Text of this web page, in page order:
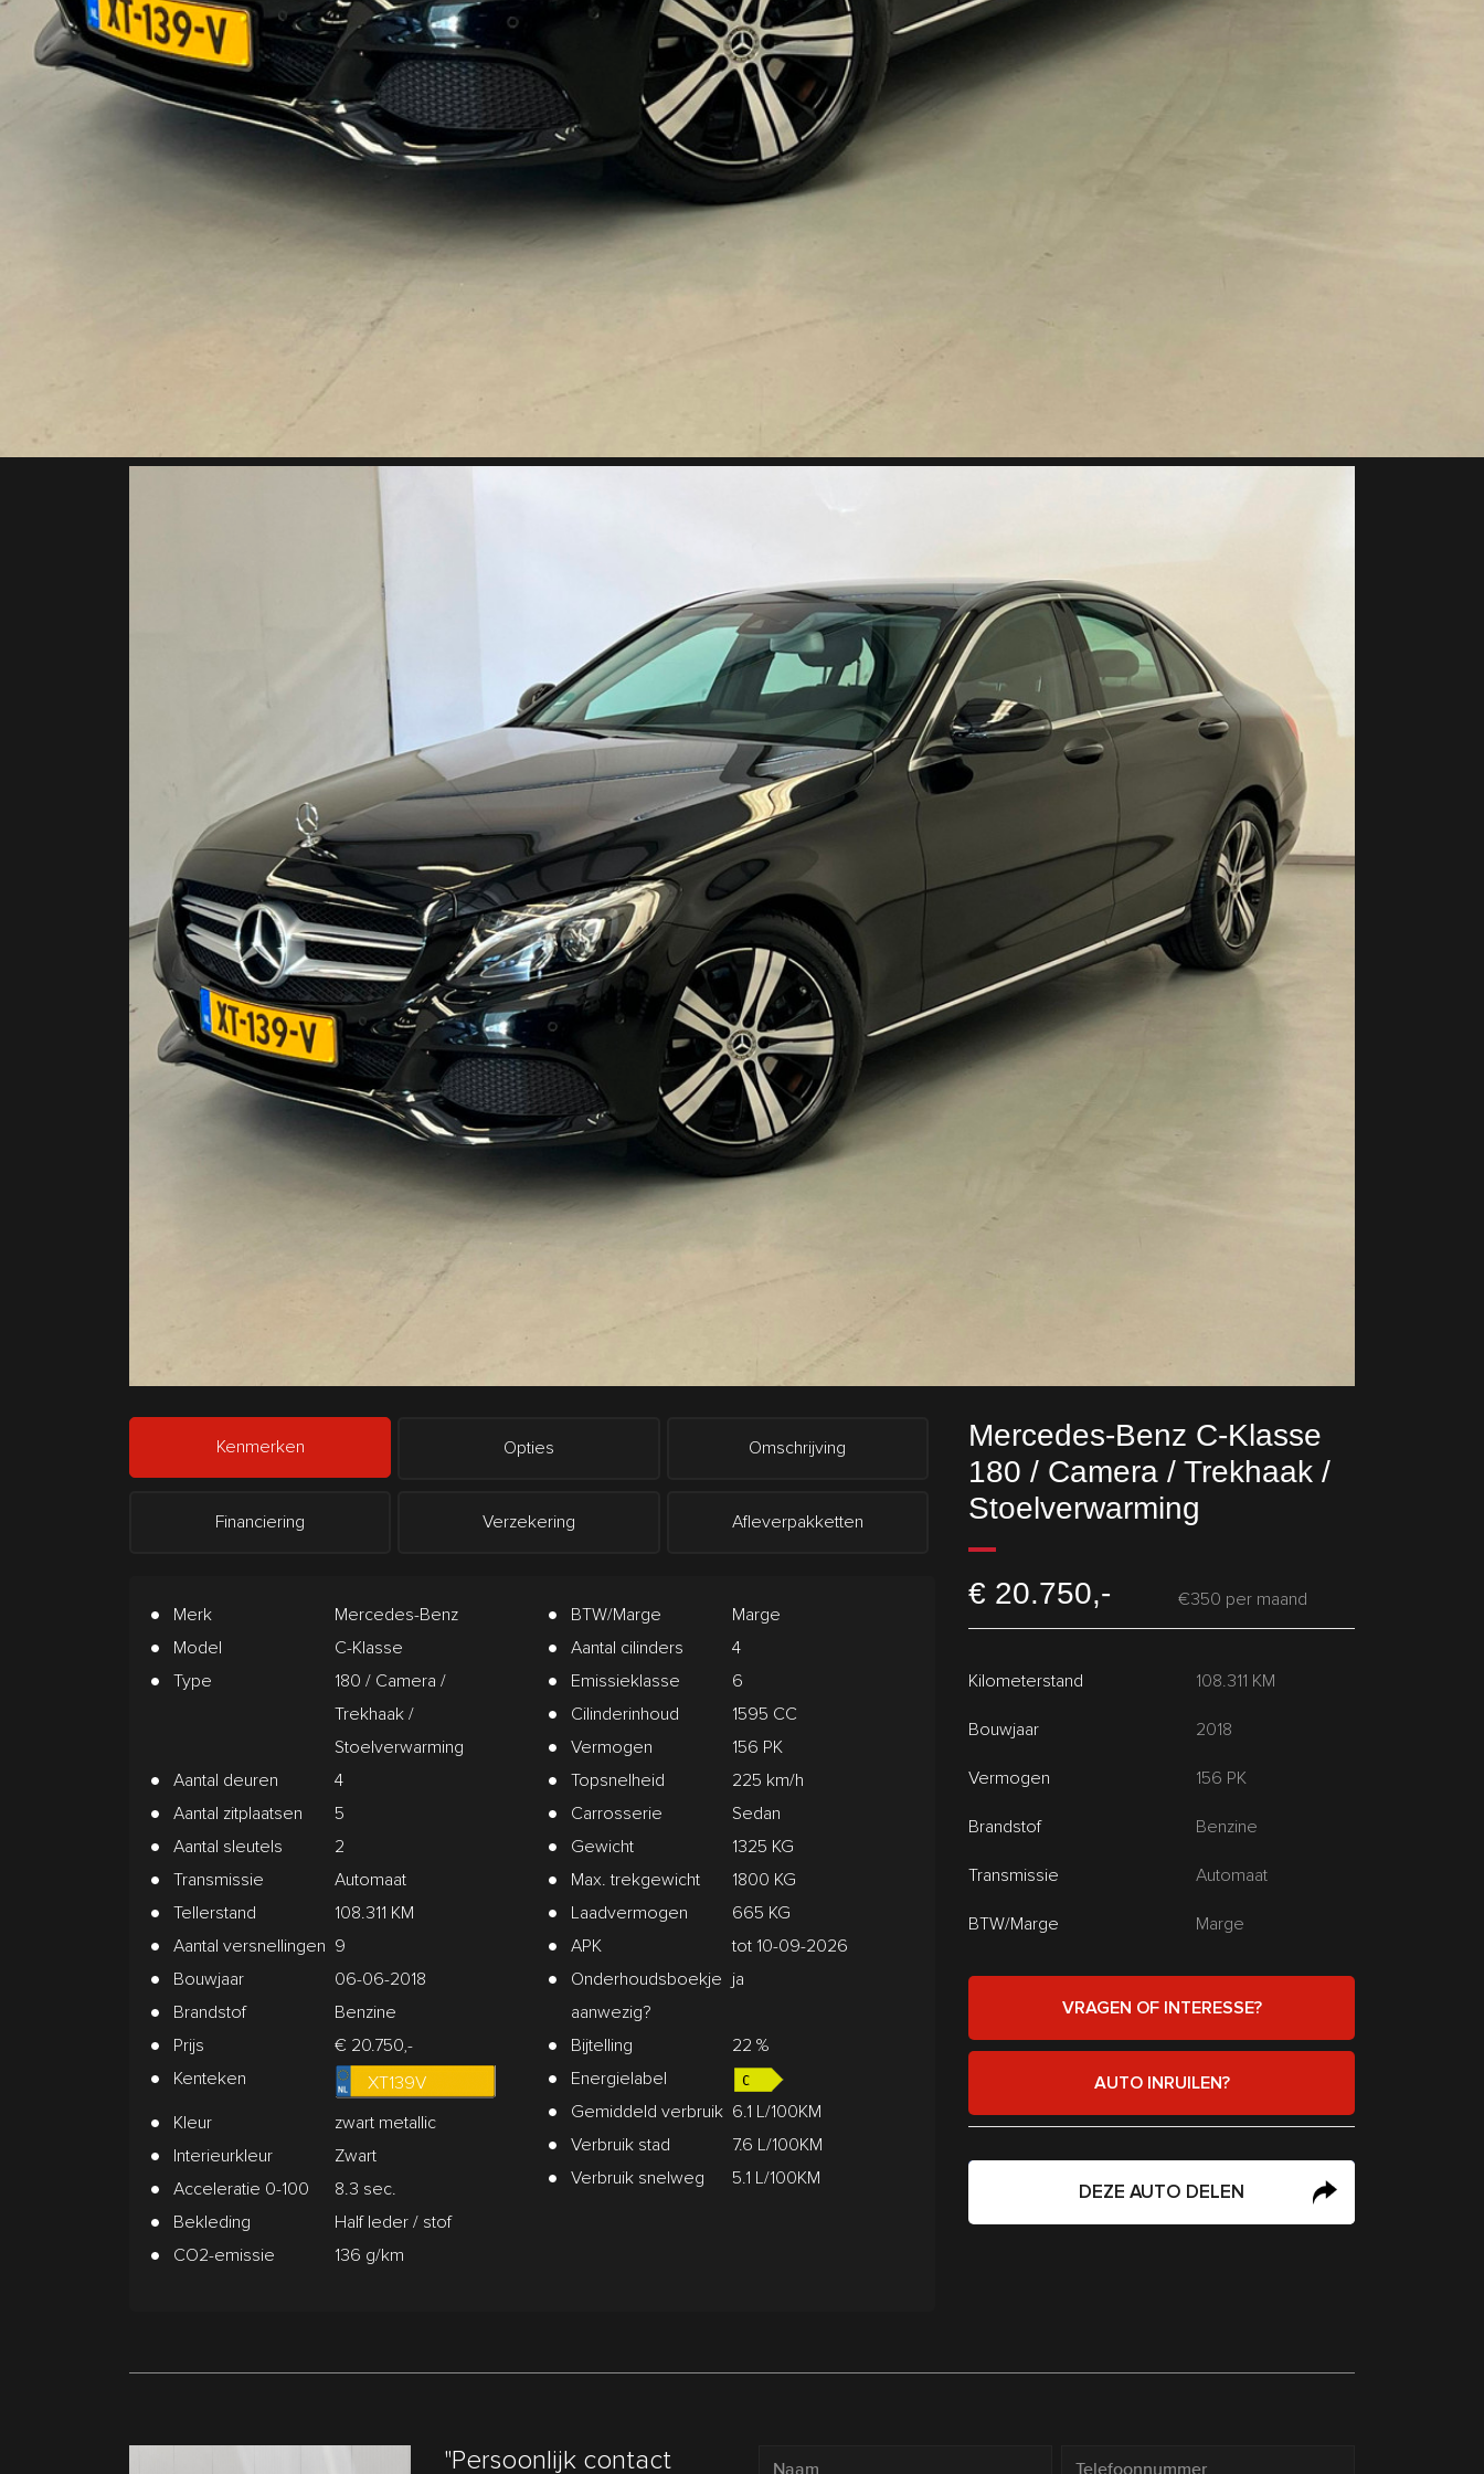
Mercedes-Benz C-Klasse
180 / Camera / Trekhaak /
Stoelverwarming
€ 20.750,- €350 per maand
Kilometerstand 108.311 KM
Bouwjaar 2018
Vermogen 156 PK
Brandstof Benzine
Transmissie Automaat
BTW/Marge Marge
VRAGEN OF INTERESSE?
AUTO INRUILEN?
DEZE AUTO DELEN
Kenmerken Opties Omschrijving
Financiering Verzekering Afleverpakketten
Merk
Mercedes-Benz
Model
C-Klasse
Type
180 / Camera /
Trekhaak /
Stoelverwarming
Aantal deuren
4
Aantal zitplaatsen
5
Aantal sleutels
2
Transmissie
Automaat
Tellerstand
108.311 KM
Aantal versnellingen 9
Bouwjaar
06-06-2018
Brandstof
Benzine
Prijs
€ 20.750,-
Kenteken
XT139V
Kleur
zwart metallic
Interieurkleur
Zwart
Acceleratie 0-100
8.3 sec.
Bekleding
Half leder / stof
CO2-emissie
136 g/km
BTW/Marge
Marge
Aantal cilinders
4
Emissieklasse
6
Cilinderinhoud
1595 CC
Vermogen
156 PK
Topsnelheid
225 km/h
Carrosserie
Sedan
Gewicht
1325 KG
Max. trekgewicht
1800 KG
Laadvermogen
665 KG
APK
tot 10-09-2026
Onderhoudsboekje
aanwezig?
ja
Bijtelling
22 %
Energielabel
Gemiddeld verbruik 6.1 L/100KM
Verbruik stad
7.6 L/100KM
Verbruik snelweg
5.1 L/100KM
"Persoonlijk contact